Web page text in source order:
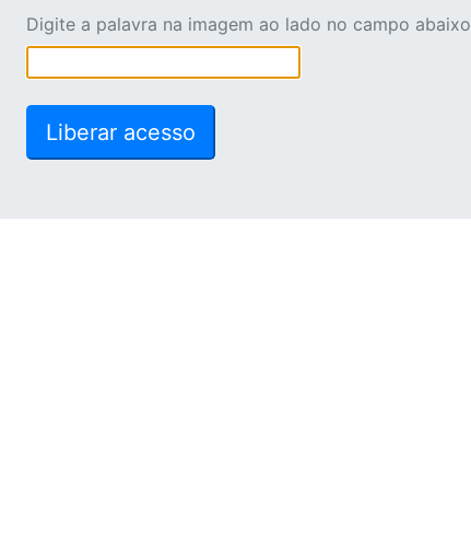
Digite a palavra na imagem ao lado no campo abaixo